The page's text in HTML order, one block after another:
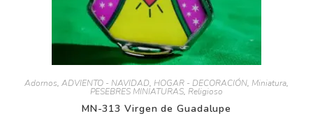
ADVIENTO - NAVIDAD ,HOGAR - DECORACIÓN
PESEBRES MINIATURAS,Religioso
Recibe GRATIS